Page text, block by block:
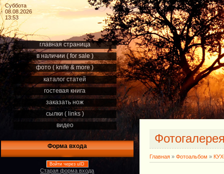
Суббота
08.08.2026
13:53
главная страница
в наличии ( for sale )
фото ( knife & more )
каталог статей
гостевая книга
заказать нож
сылки ( links )
видео
Форма входа
Войти через uID
Старая форма входа
Главная » Фотоальбом »